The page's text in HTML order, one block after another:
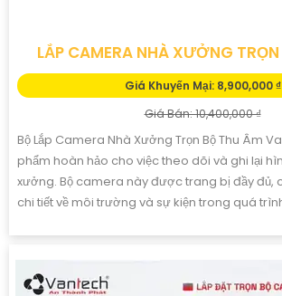
LẮP CAMERA NHÀ XƯỞNG
Giá Khuyến Mại: 8,900,000 ₫
Giá Bán: 10,400,000 ₫
Bộ Lắp Camera Nhà Xưởng Trọn Bộ Thu Âm
phẩm hoàn hảo cho việc theo dõi và ghi lại
xưởng. Bộ camera này được trang bị đầy đủ,
chi tiết về môi trường và sự kiện trong quá